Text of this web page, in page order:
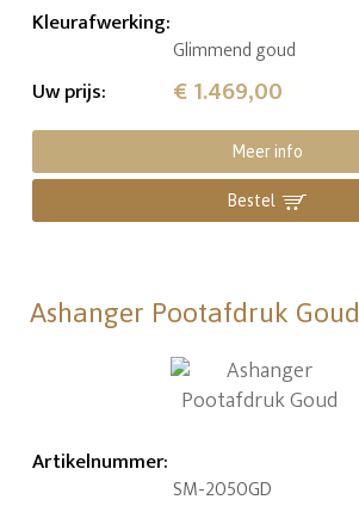
Kleurafwerking:
Glimmend goud
Uw prijs: € 1.469,00
Meer info
Bestel
Ashanger Pootafdruk Goud
Artikelnummer:
SM-2050GD